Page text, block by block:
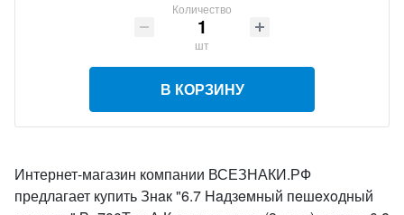
Количество
шт
В КОРЗИНУ
Интернет-магазин компании ВСЕЗНАКИ.РФ
предлагает купить Знaк "6.7 Haдзeмный пeшexoдный